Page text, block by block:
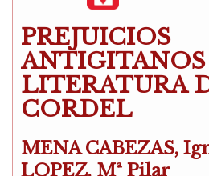
PREJUICIOS
LITERATURA
CORDEL
MENA CABEZAS,
LOPEZ, Mª Pilar